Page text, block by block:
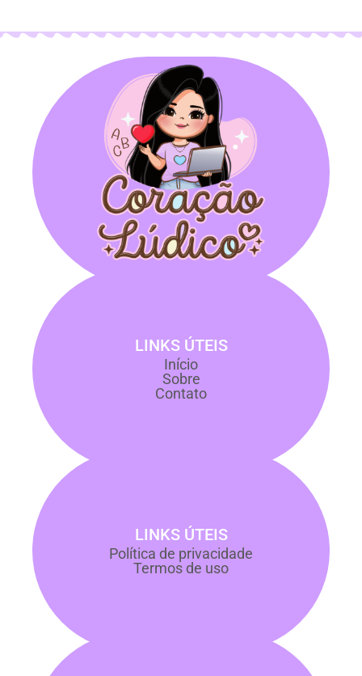
LINKS ÚTEIS
Início
Sobre
Contato
LINKS ÚTEIS
Política de privacidade
Termos de uso